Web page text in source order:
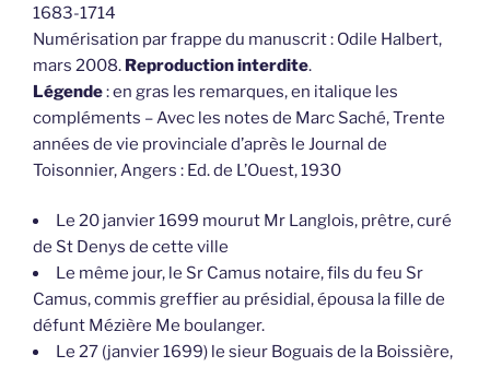
1683-1714
Numérisation par frappe du manuscrit : Odile Halbert,
mars 2008. Reproduction interdite.
Légende: en gras les remarques, en italique les
compléments – Avec les notes de Marc Saché, Trente
années de vie provinciale d’après le Journal de
Toisonnier, Angers : Ed. de L’Ouest, 1930
Le 20 janvier 1699 mourut Mr Langlois, prêtre, curé
de St Denys de cette ville
Le même jour, le Sr Camus notaire, fils du feu Sr
Camus, commis greffier au présidial, épousa la fille de
défunt Mézière Me boulanger.
Le 27 (janvier 1699) le sieur Boguais de la Boissière,